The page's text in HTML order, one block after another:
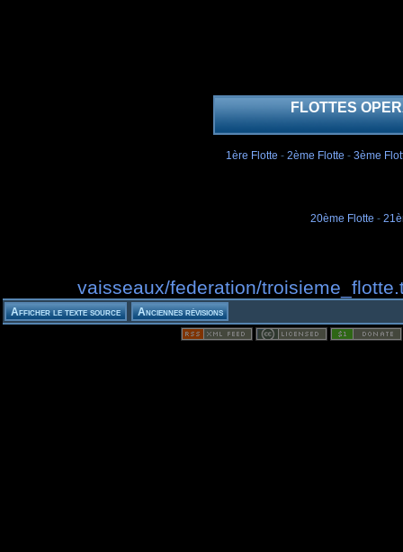
FLOTTES
1ère Flotte - 2ème Flotte - 3ème
20ème Flotte -
vaisseaux/federation/